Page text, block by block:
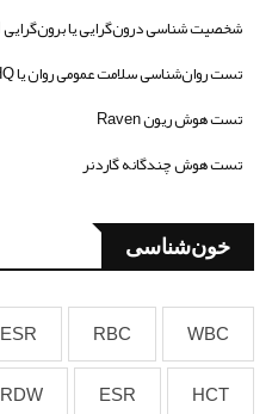
شخصیت شناسی درون‌گرایی یا برون‌گرایی MBTI
تست روان‌شناسی سلامت عمومی روان یا GHQ
تست هوش ریون Raven
تست هوش چندگانه گاردنر
خون‌شناسی
WBC
RBC
ESR
HCT
ESR
RDW